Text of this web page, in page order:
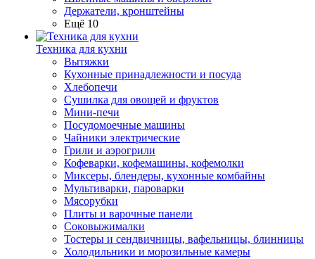
Держатели, кронштейны
Ещё 10
Техника для кухни
Вытяжки
Кухонные принадлежности и посуда
Хлебопечи
Сушилка для овощей и фруктов
Мини-печи
Посудомоечные машины
Чайники электрические
Грили и аэрогрили
Кофеварки, кофемашины, кофемолки
Миксеры, блендеры, кухонные комбайны
Мультиварки, пароварки
Мясорубки
Плиты и варочные панели
Соковыжималки
Тостеры и сендвичницы, вафельницы, блинницы
Холодильники и морозильные камеры